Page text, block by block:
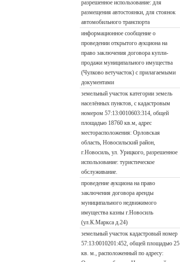
разрешенное использование: для
размещения автостоянки, для стоянок
автомобильного транспорта
информационное сообщение о
проведении открытого аукциона на
право заключения договора купли-
продажи муниципального имущества
(Чулково ветучасток) с прилагаемыми
документами
земельный участок категории земель
населённых пунктов, с кадастровым
номером 57:13:0010603:314, общей
площадью 18760 кв.м, адрес
месторасположения: Орловская
область, Новосильский район,
г.Новосиль, ул. Урицкого, разрешенное
использование: туристическое
обслуживание.
проведение аукциона на право
заключения договора аренды
муниципального недвижимого
имущества казны г.Новосиль
(ул.К.Маркса д.24)
земельный участок кадастровый номер
57:13:0010201:452, общей площадью 25
кв. м., расположенный по адресу: